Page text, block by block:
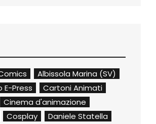
Albissola Marina (SV)
E-Press
Cartoni Animati
Cinema d'animazione
Cosplay
Daniele Statella